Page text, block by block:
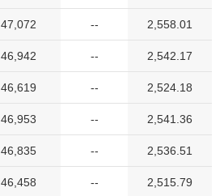
47,072 -- 2,558.01
46,942 -- 2,542.17
46,619 -- 2,524.18
46,953 -- 2,541.36
46,835 -- 2,536.51
46,458 -- 2,515.79